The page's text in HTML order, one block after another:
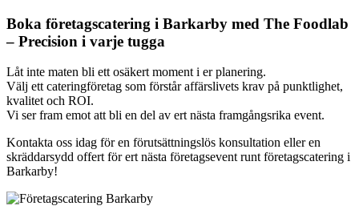
Boka företagscatering i Barkarby med The Foodlab
– Precision i varje tugga
Låt inte maten bli ett osäkert moment i er planering.
Välj ett cateringföretag som förstår affärslivets krav på punktlighet,
kvalitet och ROI.
Vi ser fram emot att bli en del av ert nästa framgångsrika event.
Kontakta oss idag för en förutsättningslös konsultation eller en
skräddarsydd offert för ert nästa företagsevent runt företagscatering i
Barkarby!